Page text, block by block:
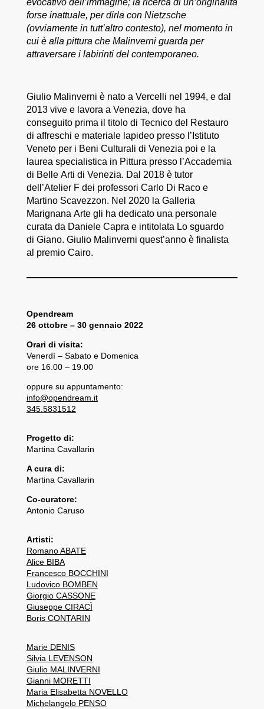
forse inattuale, per dirla con Nietzsche
(ovviamente in tutt’altro contesto), nel momento in
cui è alla pittura che Malinverni guarda per
attraversare i labirinti del contemporaneo.
Giulio Malinverni è nato a Vercelli nel 1994, e dal
2013 vive e lavora a Venezia, dove ha
conseguito prima il titolo di Tecnico del Restauro
di affreschi e materiale lapideo presso l’Istituto
Veneto per i Beni Culturali di Venezia poi e la
laurea specialistica in Pittura presso l’Accademia
di Belle Arti di Venezia. Dal 2018 è tutor
dell’Atelier F dei professori Carlo Di Raco e
Martino Scavezzon. Nel 2020 la Galleria
Marignana Arte gli ha dedicato una personale
curata da Daniele Capra e intitolata Lo sguardo
di Giano. Giulio Malinverni quest’anno è finalista
al premio Cairo.
Opendream
26 ottobre – 30 gennaio 2022
Orari di visita:
Venerdì – Sabato e Domenica
ore 16.00 – 19.00
oppure su appuntamento:
info@opendream.it
345.5831512
Progetto di:
Martina Cavallarin
A cura di:
Martina Cavallarin
Co-curatore:
Antonio Caruso
Artisti:
Romano ABATE
Alice BIBA
Francesco BOCCHINI
Ludovico BOMBEN
Giorgio CASSONE
Giuseppe CIRACÌ
Boris CONTARIN
Marie DENIS
Silvia LEVENSON
Giulio MALINVERNI
Gianni MORETTI
Maria Elisabetta NOVELLO
Michelangelo PENSO